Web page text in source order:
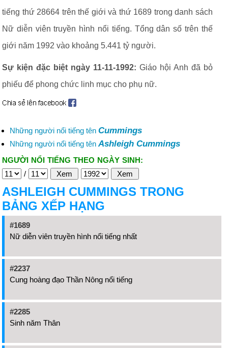
tiếng thứ 28664 trên thế giới và thứ 1689 trong danh sách
Nữ diễn viên truyền hình nổi tiếng. Tổng dân số trên thế
giới năm 1992 vào khoảng 5.441 tỷ người.
Sự kiện đặc biệt ngày 11-11-1992: Giáo hội Anh đã bỏ
phiếu để phong chức linh mục cho phụ nữ.
Những người nổi tiếng tên Cummings
Những người nổi tiếng tên Ashleigh Cummings
NGƯỜI NỔI TIẾNG THEO NGÀY SINH:
/
ASHLEIGH CUMMINGS TRONG
BẢNG XẾP HẠNG
#1689
Nữ diễn viên truyền hình nổi tiếng nhất
#2237
Cung hoàng đạo Thần Nông nổi tiếng
#2285
Sinh năm Thân